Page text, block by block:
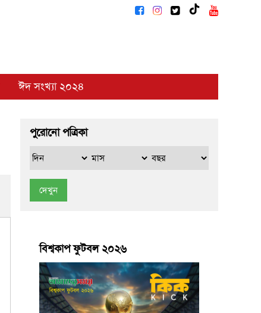
ঈদ সংখ্যা ২০২৪
পুরোনো পত্রিকা
দেখুন
বিশ্বকাপ ফুটবল ২০২৬